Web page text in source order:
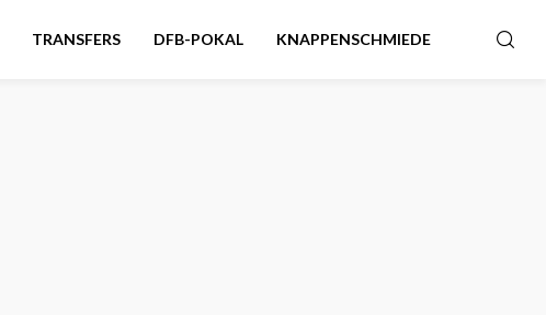
TRANSFERS DFB-POKAL KNAPPENSCHMIEDE